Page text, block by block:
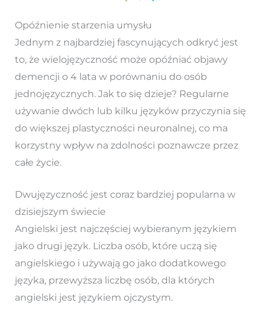
Opóźnienie starzenia umysłu
Jednym z najbardziej fascynujących odkryć jest
to, że wielojęzyczność może opóźniać objawy
demencji o 4 lata w porównaniu do osób
jednojęzycznych. Jak to się dzieje? Regularne
używanie dwóch lub kilku języków przyczynia się
do większej plastyczności neuronalnej, co ma
korzystny wpływ na zdolności poznawcze przez
całe życie.
Dwujęzyczność jest coraz bardziej popularna w
dzisiejszym świecie
Angielski jest najczęściej wybieranym językiem
jako drugi język. Liczba osób, które uczą się
angielskiego i używają go jako dodatkowego
języka, przewyższa liczbę osób, dla których
angielski jest językiem ojczystym.